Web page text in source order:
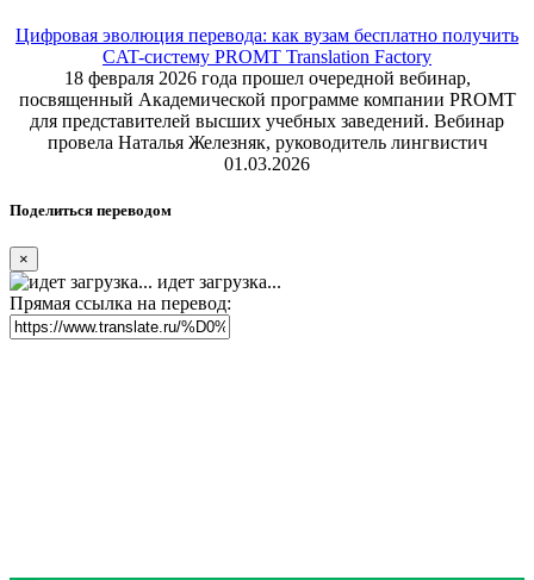
Цифровая эволюция перевода: как вузам бесплатно получить
CAT-систему PROMT Translation Factory
18 февраля 2026 года прошел очередной вебинар,
посвященный Академической программе компании PROMT
для представителей высших учебных заведений. Вебинар
провела Наталья Железняк, руководитель лингвистич
01.03.2026
Поделиться переводом
×
идет загрузка...
Прямая ссылка на перевод: